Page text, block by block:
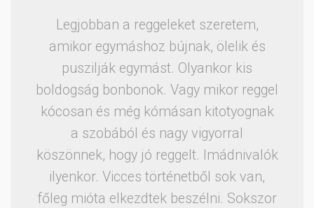
Legjobban a reggeleket szeretem,
amikor egymáshoz bújnak, ölelik és
puszilják egymást. Olyankor kis
boldogság bonbonok. Vagy mikor reggel
kócosan és még kómásan kitotyognak
a szobából és nagy vigyorral
köszönnek, hogy jó reggelt. Imádnivalók
ilyenkor. Vicces történetből sok van,
főleg mióta elkezdtek beszélni. Sokszor